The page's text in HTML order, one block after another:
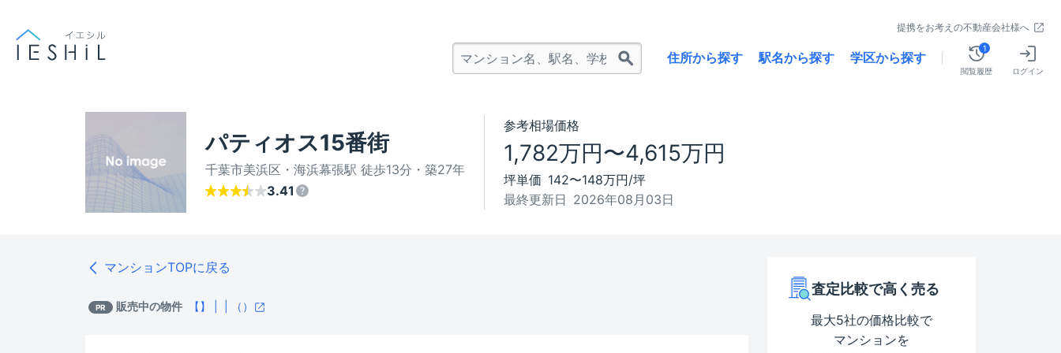
提携をお考えの不動産会社様へ
住所から探す 駅名から探す 学区から探す
閲覧履歴
1
ログイン
パティオス15番街
千葉市美浜区・海浜幕張駅 徒歩13分・築27年
3.41
参考相場価格
1,782万円〜4,615万円
坪単価 142〜148万円/坪
最終更新日 2026年08月03日
マンションTOPに戻る
PR 販売中の物件 【 】 （ ）
査定比較で高く売る
最大5社の価格比較で
マンションを